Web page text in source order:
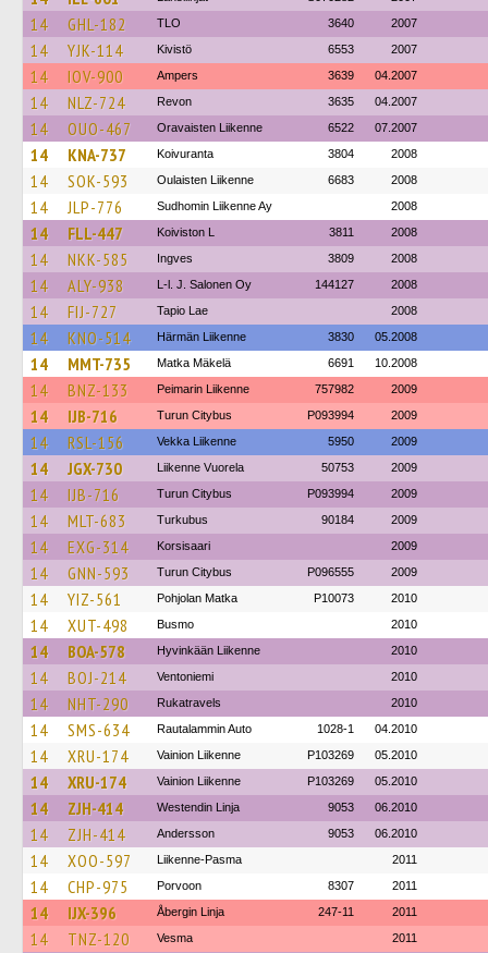
14 GHL-182 TLO 3640 2007
14 YJK-114 Kivistö 6553 2007
14 IOV-900 Ampers 3639 04.2007
14 NLZ-724 Revon 3635 04.2007
14 OUO-467 Oravaisten Liikenne 6522 07.2007
14 KNA-737 Koivuranta 3804 2008
14 SOK-593 Oulaisten Liikenne 6683 2008
14 JLP-776 Sudhomin Liikenne Ay 2008
14 FLL-447 Koiviston L 3811 2008
14 NKK-585 Ingves 3809 2008
14 ALY-938 L-l. J. Salonen Oy 144127 2008
14 FIJ-727 Tapio Lae 2008
14 KNO-514 Härmän Liikenne 3830 05.2008
14 MMT-735 Matka Mäkelä 6691 10.2008
14 BNZ-133 Peimarin Liikenne 757982 2009
14 IJB-716 Turun Citybus P093994 2009
14 RSL-156 Vekka Liikenne 5950 2009
14 JGX-730 Liikenne Vuorela 50753 2009
14 IJB-716 Turun Citybus P093994 2009
14 MLT-683 Turkubus 90184 2009
14 EXG-314 Korsisaari 2009
14 GNN-593 Turun Citybus P096555 2009
14 YIZ-561 Pohjolan Matka P10073 2010
14 XUT-498 Busmo 2010
14 BOA-578 Hyvinkään Liikenne 2010
14 BOJ-214 Ventoniemi 2010
14 NHT-290 Rukatravels 2010
14 SMS-634 Rautalammin Auto 1028-1 04.2010
14 XRU-174 Vainion Liikenne P103269 05.2010
14 XRU-174 Vainion Liikenne P103269 05.2010
14 ZJH-414 Westendin Linja 9053 06.2010
14 ZJH-414 Andersson 9053 06.2010
14 XOO-597 Liikenne-Pasma 2011
14 CHP-975 Porvoon 8307 2011
14 IJX-396 Åbergin Linja 247-11 2011
14 TNZ-120 Vesma 2011